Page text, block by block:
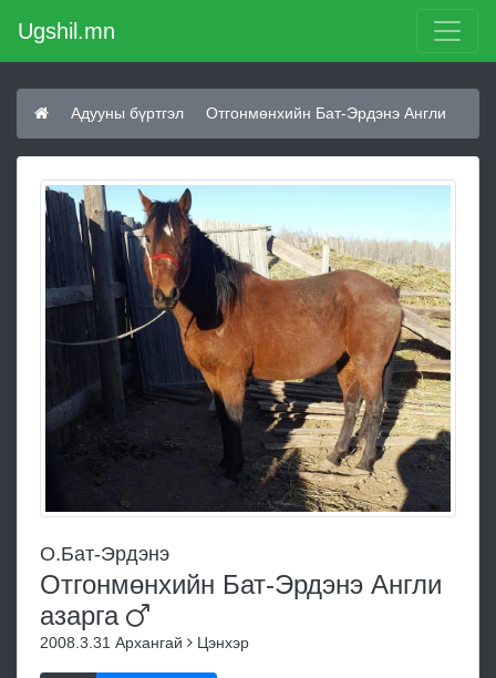
Ugshil.mn
Адууны бүртгэл Отгонмөнхийн Бат-Эрдэнэ Англи
О.Бат-Эрдэнэ
Отгонмөнхийн Бат-Эрдэнэ Англи
азарга
2008.3.31 Архангай Цэнхэр